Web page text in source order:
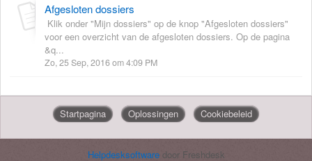
Afgesloten dossiers
Klik onder "Mijn dossiers" op de knop "Afgesloten dossiers"
voor een overzicht van de afgesloten dossiers. Op de pagina
&q...
Zo, 25 Sep, 2016 om 4:09 PM
Startpagina Oplossingen Cookiebeleid
Helpdesksoftware door Freshdesk